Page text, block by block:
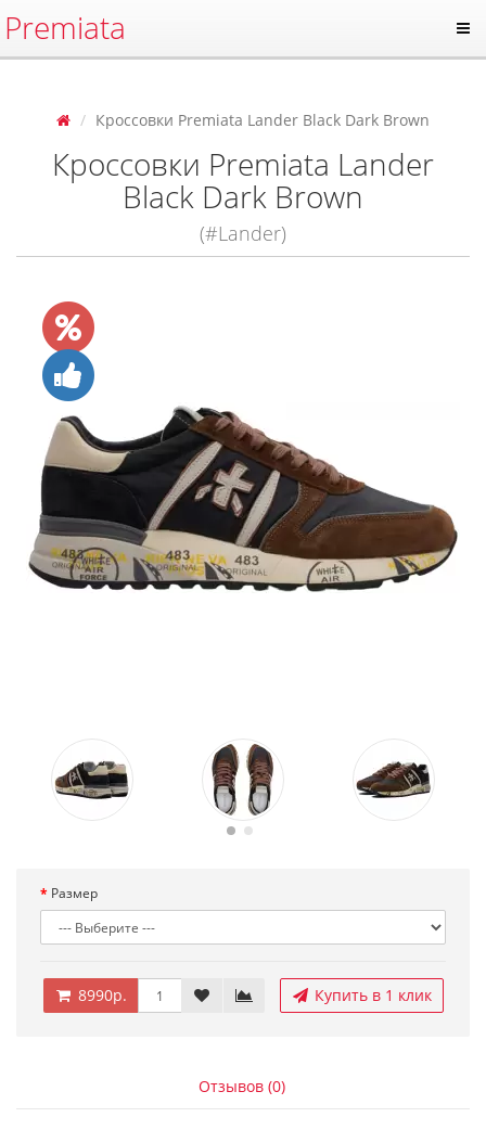
Premiata
Кроссовки Premiata Lander Black Dark Brown
Кроссовки Premiata Lander
Black Dark Brown
(#Lander)
Размер
8990р. Купить в 1 клик
Отзывов (0)